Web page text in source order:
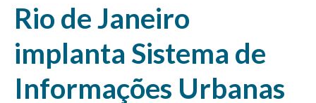
Rio de Janeiro
implanta Sistema de
Informações Urbanas